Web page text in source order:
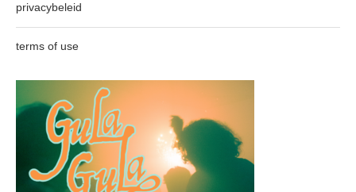
privacybeleid
terms of use